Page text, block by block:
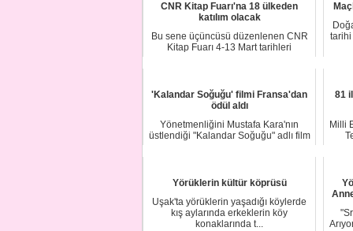
CNR Kitap Fuarı'na 18 ülkeden
katılım olacak
Bu sene üçüncüsü düzenlenen CNR
Kitap Fuarı 4-13 Mart tarihleri
tarihi
'Kalandar Soğuğu' filmi Fransa'dan
ödül aldı
Yönetmenliğini Mustafa Kara'nın
üstlendiği "Kalandar Soğuğu" adlı film
81
Milli
Yörüklerin kültür köprüsü
Uşak'ta yörüklerin yaşadığı köylerde
kış aylarında erkeklerin köy
konaklarında t...